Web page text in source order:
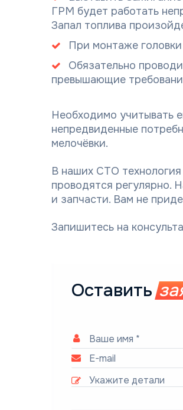
ГРМ будет работать
Запал топлива
При монтаже
Обязательно
превышающие
Необходимо учитывать
непредвиденные
мелочёвки.
В наших СТО
проводятся регулярно.
и запчасти. Вам не
Запишитесь на
Оставить